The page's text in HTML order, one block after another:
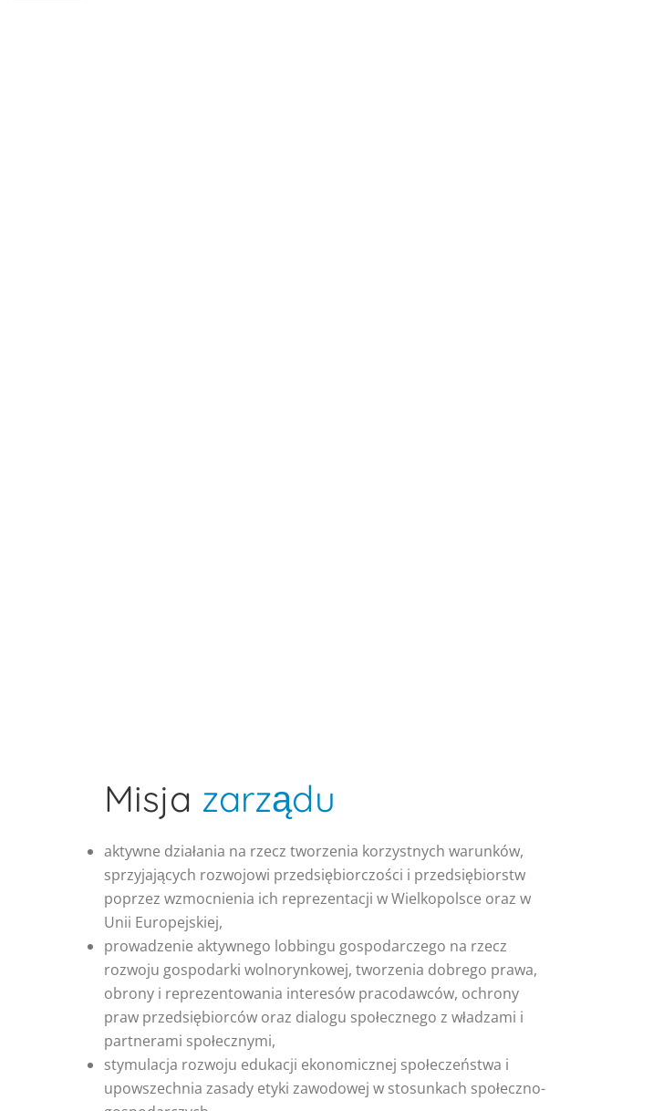
Misja zarządu
aktywne działania na rzecz tworzenia korzystnych warunków,
sprzyjających rozwojowi przedsiębiorczości i przedsiębiorstw
poprzez wzmocnienia ich reprezentacji w Wielkopolsce oraz w
Unii Europejskiej,
prowadzenie aktywnego lobbingu gospodarczego na rzecz
rozwoju gospodarki wolnorynkowej, tworzenia dobrego prawa,
obrony i reprezentowania interesów pracodawców, ochrony
praw przedsiębiorców oraz dialogu społecznego z władzami i
partnerami społecznymi,
stymulacja rozwoju edukacji ekonomicznej społeczeństwa i
upowszechnia zasady etyki zawodowej w stosunkach społeczno-